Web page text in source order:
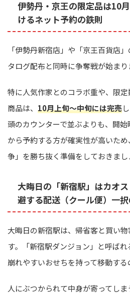
伊勢丹・京王の限定品は10
けるネット予約の鉄則
「伊勢丹新宿店」や「京王百貨店
タログ配布と同時に争奪戦が始まり
特に人気作家とのコラボ重や、限
商品は、 10月上旬〜中旬には完売
頭のカウンターで並ぶよりも、開
から予約する方が確実性が高いた
争」を勝ち抜く準備をしておきまし
大晦日の「新宿駅」はカオ
避する配送（クール便）一
大晦日の新宿駅は、帰省客と買い
す。「新宿駅ダンジョン」と呼ば
崩れやすいおせちを持って移動する
人にぶつかられて中身が寄ってし